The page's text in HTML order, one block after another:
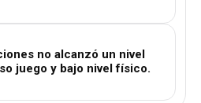
no alcanzó un nivel
juego y bajo nivel físico.